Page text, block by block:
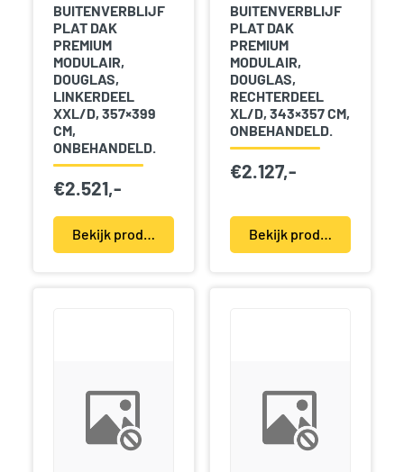
BUITENVERBLIJF
PLAT DAK
PREMIUM
MODULAIR,
DOUGLAS,
LINKERDEEL
XXL/D, 357×399
CM,
ONBEHANDELD.
€2.521,-
Bekijk product(en)
BUITENVERBLIJF
PLAT DAK
PREMIUM
MODULAIR,
DOUGLAS,
RECHTERDEEL
XL/D, 343×357 CM,
ONBEHANDELD.
€2.127,-
Bekijk product(en)